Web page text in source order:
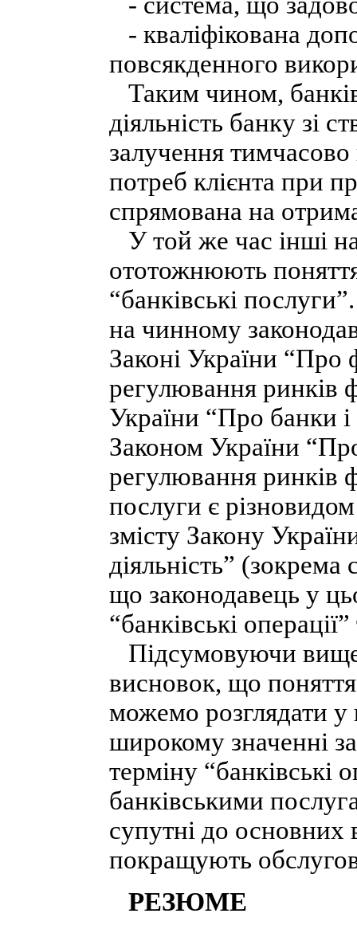
- кваліфікована
повсякденного
Таким чином,
діяльність банку зі
залучення тимчасово
потреб клієнта при
спрямована на
У той же час інші
ототожнюють поняття
“банківські
на чинному
Законі України “Про
регулювання ринків
України “Про банки і
Законом України
регулювання ринків
послуги є
змісту Закону
діяльність”
що законодавець у
“банківські
Підсумовуючи
висновок, що
можемо розглядати
широкому значенні
терміну “банківські
банківськими
супутні до основних
покращують
РЕЗЮМЕ